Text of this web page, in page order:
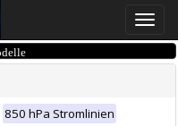
Toggle
850 hPa Stromlinien